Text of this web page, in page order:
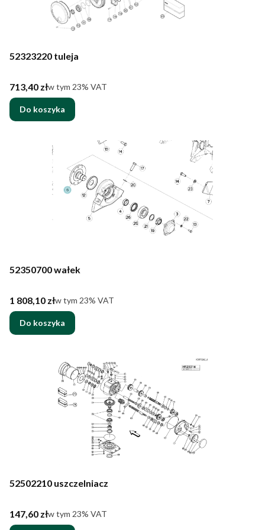
52323220 tuleja
Cena brutto
713,40 złw tym %s VAT
w tym 23% VAT
Do koszyka
52350700 wałek
Cena brutto
1 808,10 złw tym %s VAT
w tym 23% VAT
Do koszyka
52502210 uszczelniacz
Cena brutto
147,60 złw tym %s VAT
w tym 23% VAT